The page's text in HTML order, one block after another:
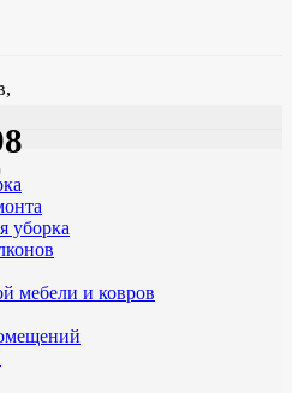
уборка
мебели и ковров